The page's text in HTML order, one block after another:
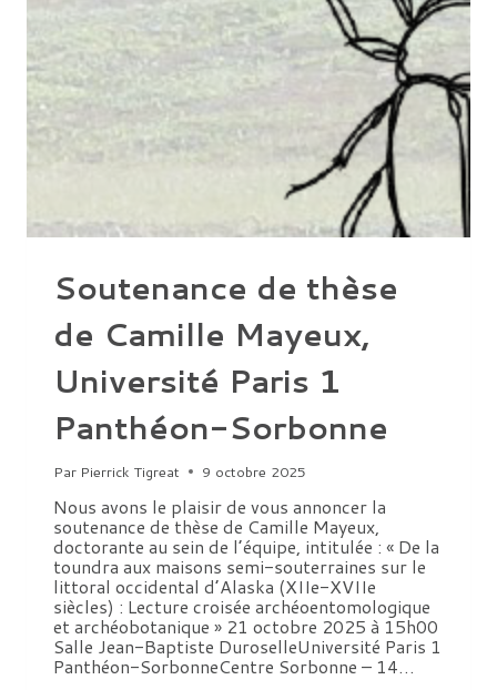
ET
D’ARCHÉOLOGIE
DE
SORBONNE »,
ALAIN
DUPLOUY
ET
ALAIN
SCHNAPP
AU
SORBONNE
Soutenance de thèse
de Camille Mayeux,
Université Paris 1
Panthéon-Sorbonne
Par Pierrick Tigreat 9 octobre 2025
Nous avons le plaisir de vous annoncer la
soutenance de thèse de Camille Mayeux,
doctorante au sein de l’équipe, intitulée : « De la
toundra aux maisons semi-souterraines sur le
littoral occidental d’Alaska (XIIe-XVIIe
siècles) : Lecture croisée archéoentomologique
et archéobotanique » 21 octobre 2025 à 15h00
Salle Jean-Baptiste DuroselleUniversité Paris 1
Panthéon-SorbonneCentre Sorbonne – 14…